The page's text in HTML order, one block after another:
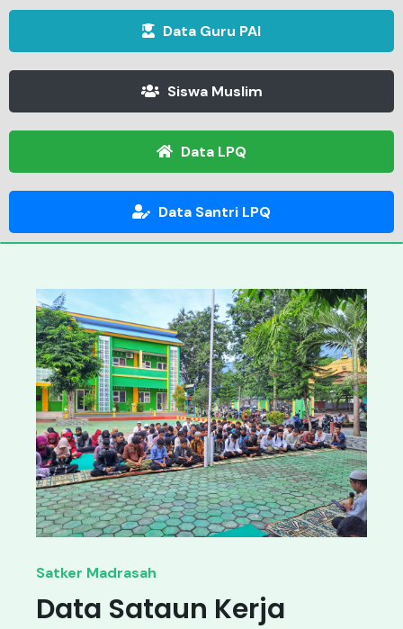
Data Guru PAI
Siswa Muslim
Data LPQ
Data Santri LPQ
Satker Madrasah
Data Sataun Kerja